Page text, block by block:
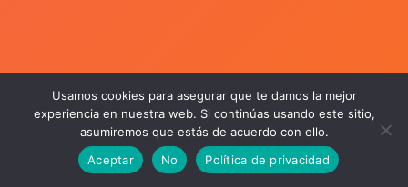
Usamos cookies para asegurar que te damos la mejor
experiencia en nuestra web. Si continúas usando este sitio,
asumiremos que estás de acuerdo con ello.
Aceptar
No Política de privacidad